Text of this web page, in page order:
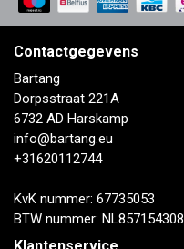
Contactgegevens
Bartang
Dorpsstraat 221A
6732 AD Harskamp
info@bartang.eu
+31620112744
KvK nummer: 67735053
BTW nummer: